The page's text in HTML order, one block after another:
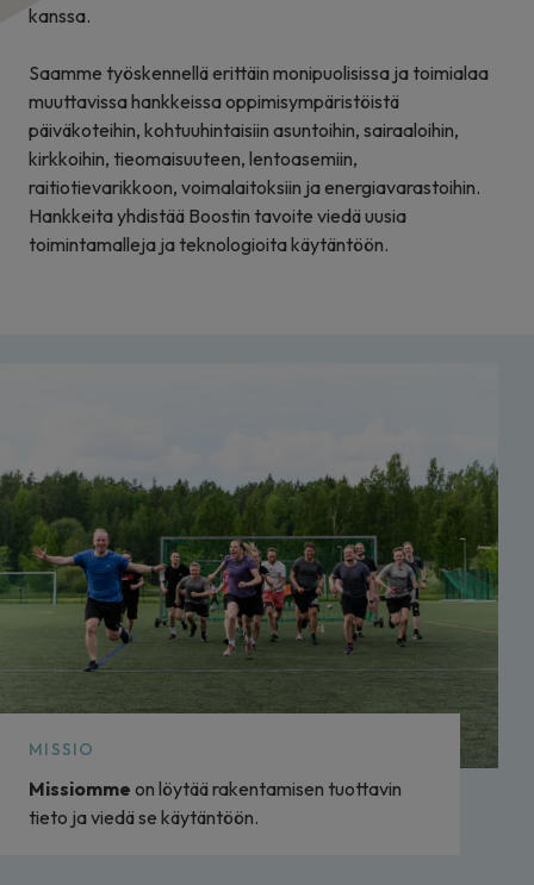
kanssa.
Saamme työskennellä erittäin monipuolisissa ja toimialaa
muuttavissa hankkeissa oppimisympäristöistä
päiväkoteihin, kohtuuhintaisiin asuntoihin, sairaaloihin,
kirkkoihin, tieomaisuuteen, lentoasemiin,
raitiotievarikkoon, voimalaitoksiin ja energiavarastoihin.
Hankkeita yhdistää Boostin tavoite viedä uusia
toimintamalleja ja teknologioita käytäntöön.
MISSIO
Missiomme on löytää rakentamisen tuottavin
tieto ja viedä se käytäntöön.